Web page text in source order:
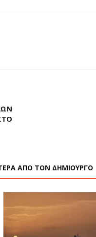
ΑΠΟ ΤΟΝ ΔΗΜΙΟΥΡΓΟ